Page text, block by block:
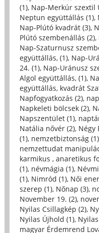
(1), Nap-Merkúr szextil
Neptun együttállás (1),
Nap-Plútó kvadrát (3),
Plútó szembenállás (2),
Nap-Szaturnusz
együttállás, (1), Nap-
24. (1), Nap-Uránusz
Algol együttállás, (1),
együttállás, kvadrát
Napfogyatkozás (2),
Napkeleti bölcsek (2),
Napszentület (1),
Natália nővér (2), Négy
(1), nemzetbiztonság (1)
nemzettudat
karmikus , anaretikus
(1), névmágia (1),
(1), Nimród (1), Női
szerep (1), Nőnap (3),
November 19. (2),
Nyilas Csillagkép (2),
Nyilas Újhold (1),
magyar Érdemrend